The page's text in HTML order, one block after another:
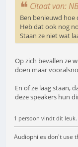
Citaat van:
Ben benieuwd hoe
Heb dat ook nog
Staan ze niet wat
Op zich bevallen ze
doen maar
En of ze laag staan,
deze speakers hun
1 persoon vindt dit leuk.
Audiophiles don't use